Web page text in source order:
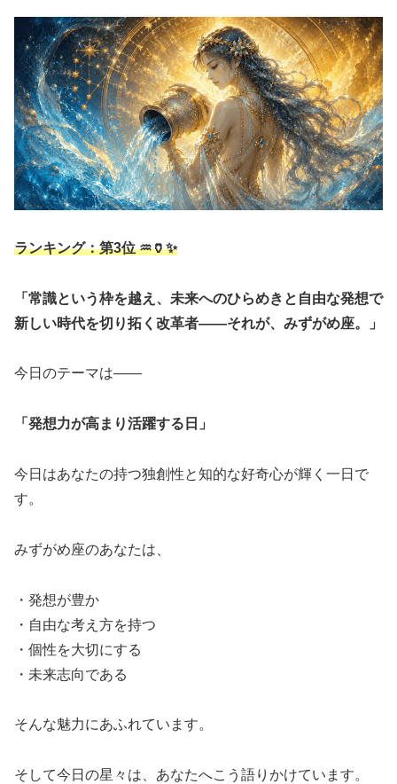
ランキング：第3位 ♒🏺✨
「常識という枠を越え、未来へのひらめきと自由な発想で
新しい時代を切り拓く改革者――それが、みずがめ座。」
今日のテーマは――
「発想力が高まり活躍する日」
今日はあなたの持つ独創性と知的な好奇心が輝く一日で
す。
みずがめ座のあなたは、
・発想が豊か
・自由な考え方を持つ
・個性を大切にする
・未来志向である
そんな魅力にあふれています。
そして今日の星々は、あなたへこう語りかけています。